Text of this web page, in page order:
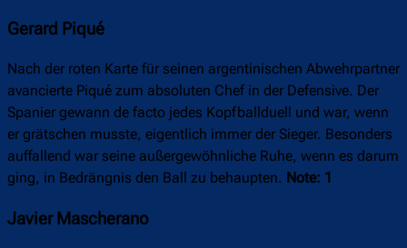
Gerard Piqué
Nach der roten Karte für seinen argentinischen Abwehrpartner
avancierte Piqué zum absoluten Chef in der Defensive. Der
Spanier gewann de facto jedes Kopfballduell und war, wenn
er grätschen musste, eigentlich immer der Sieger. Besonders
auffallend war seine außergewöhnliche Ruhe, wenn es darum
ging, in Bedrängnis den Ball zu behaupten. Note: 1
Javier Mascherano